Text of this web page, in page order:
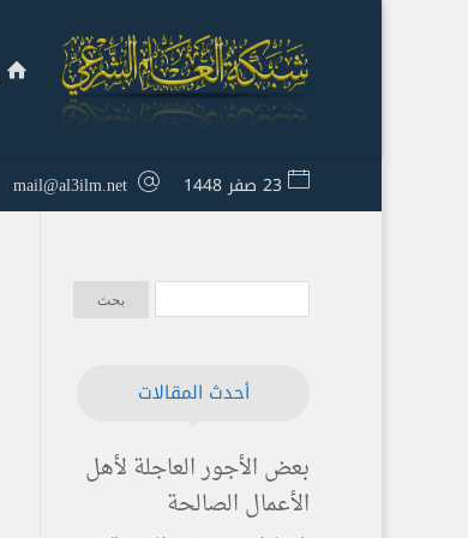
23 صفر 1448 mail@al3ilm.net
أحدث المقالات
بعض الأجور العاجلة لأهل
الأعمال الصالحة